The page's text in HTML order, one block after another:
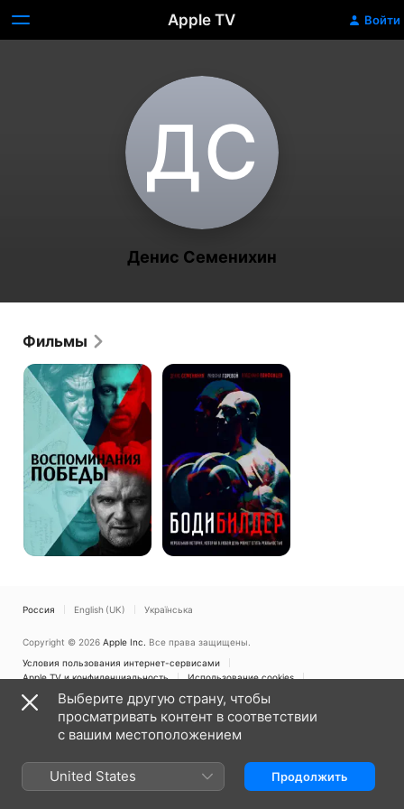
Apple TV Войти
Д‌С
Денис Семенихин
Фильмы
Воспоминания
Победы
Бодибилдер
Россия English (UK) Українська
Copyright © 2026 Apple Inc. Все права защищены.
Условия пользования интернет-сервисами
Apple TV и конфиденциальность
Использование cookies
Служба поддержки
Выберите другую страну, чтобы
просматривать контент в соответствии
с вашим местоположением
United States Продолжить